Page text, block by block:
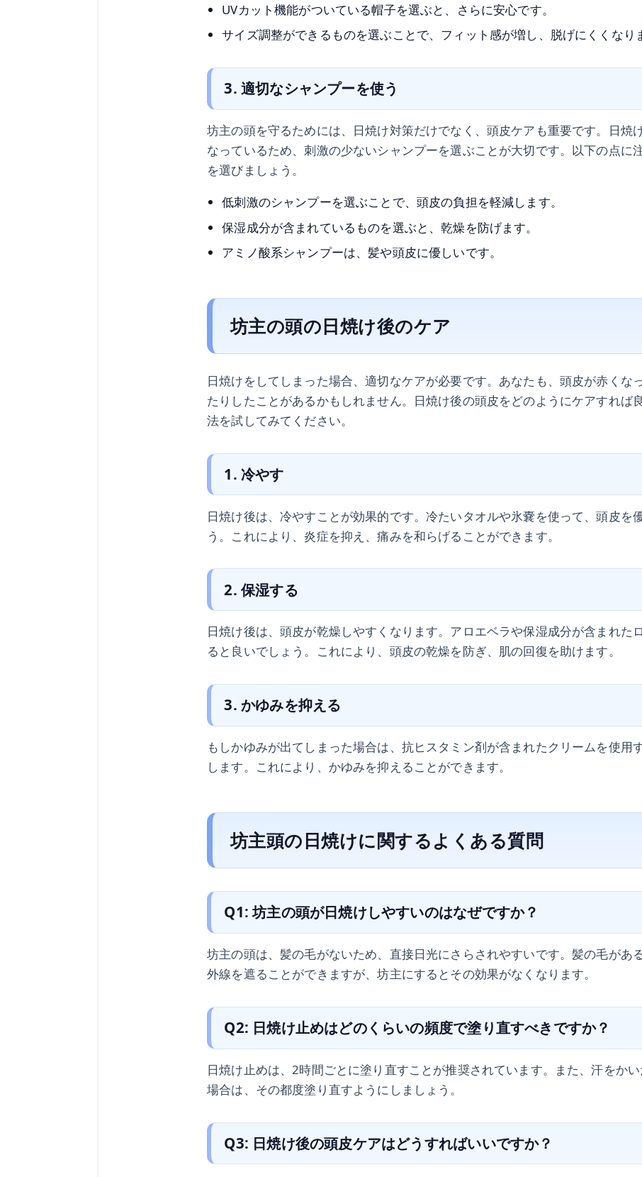
UVカット機能がついている帽子を選ぶと、さらに安心です。
サイズ調整ができるものを選ぶことで、フィット感が増し、脱げにくくなり
3. 適切なシャンプーを使う
坊主の頭を守るためには、日焼け対策だけでなく、頭皮ケアも重要です。日焼
なっているため、刺激の少ないシャンプーを選ぶことが大切です。以下の点に
を選びましょう。
低刺激のシャンプーを選ぶことで、頭皮の負担を軽減します。
保湿成分が含まれているものを選ぶと、乾燥を防げます。
アミノ酸系シャンプーは、髪や頭皮に優しいです。
坊主の頭の日焼け後のケア
日焼けをしてしまった場合、適切なケアが必要です。あなたも、頭皮が赤くな
たりしたことがあるかもしれません。日焼け後の頭皮をどのようにケアすれば
法を試してみてください。
1. 冷やす
日焼け後は、冷やすことが効果的です。冷たいタオルや氷嚢を使って、頭皮を
う。これにより、炎症を抑え、痛みを和らげることができます。
2. 保湿する
日焼け後は、頭皮が乾燥しやすくなります。アロエベラや保湿成分が含まれた
ると良いでしょう。これにより、頭皮の乾燥を防ぎ、肌の回復を助けます。
3. かゆみを抑える
もしかゆみが出てしまった場合は、抗ヒスタミン剤が含まれたクリームを使用
します。これにより、かゆみを抑えることができます。
坊主頭の日焼けに関するよくある質問
Q1: 坊主の頭が日焼けしやすいのはなぜですか？
坊主の頭は、髪の毛がないため、直接日光にさらされやすいです。髪の毛があ
外線を遮ることができますが、坊主にするとその効果がなくなります。
Q2: 日焼け止めはどのくらいの頻度で塗り直すべきですか？
日焼け止めは、2時間ごとに塗り直すことが推奨されています。また、汗をか
場合は、その都度塗り直すようにしましょう。
Q3: 日焼け後の頭皮ケアはどうすればいいですか？